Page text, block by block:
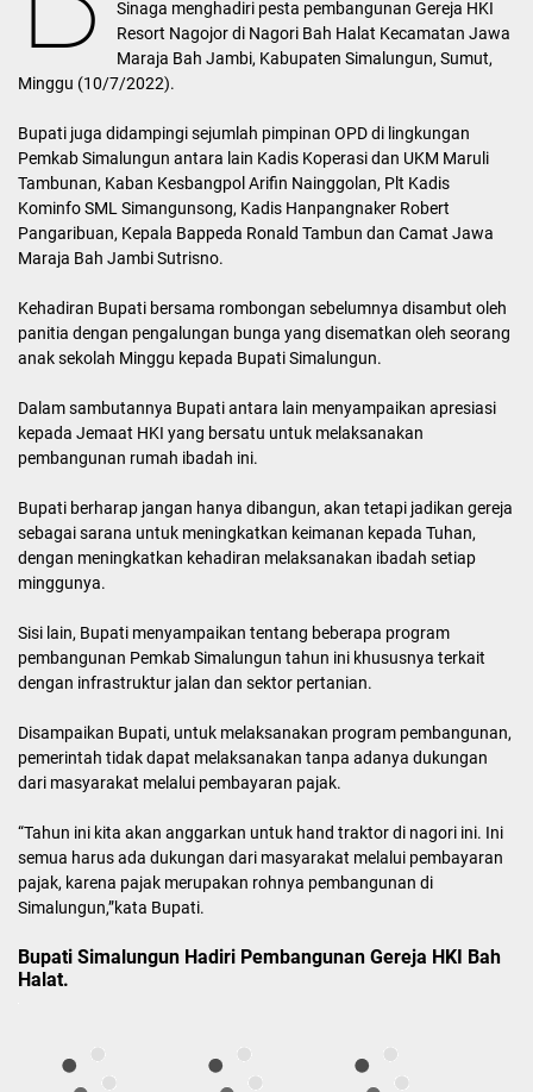
Sinaga menghadiri pesta pembangunan Gereja HKI
Resort Nagojor di Nagori Bah Halat Kecamatan Jawa
Maraja Bah Jambi, Kabupaten Simalungun, Sumut,
Minggu (10/7/2022).
Bupati juga didampingi sejumlah pimpinan OPD di lingkungan
Pemkab Simalungun antara lain Kadis Koperasi dan UKM Maruli
Tambunan, Kaban Kesbangpol Arifin Nainggolan, Plt Kadis
Kominfo SML Simangunsong, Kadis Hanpangnaker Robert
Pangaribuan, Kepala Bappeda Ronald Tambun dan Camat Jawa
Maraja Bah Jambi Sutrisno.
Kehadiran Bupati bersama rombongan sebelumnya disambut oleh
panitia dengan pengalungan bunga yang disematkan oleh seorang
anak sekolah Minggu kepada Bupati Simalungun.
Dalam sambutannya Bupati antara lain menyampaikan apresiasi
kepada Jemaat HKI yang bersatu untuk melaksanakan
pembangunan rumah ibadah ini.
Bupati berharap jangan hanya dibangun, akan tetapi jadikan gereja
sebagai sarana untuk meningkatkan keimanan kepada Tuhan,
dengan meningkatkan kehadiran melaksanakan ibadah setiap
minggunya.
Sisi lain, Bupati menyampaikan tentang beberapa program
pembangunan Pemkab Simalungun tahun ini khususnya terkait
dengan infrastruktur jalan dan sektor pertanian.
Disampaikan Bupati, untuk melaksanakan program pembangunan,
pemerintah tidak dapat melaksanakan tanpa adanya dukungan
dari masyarakat melalui pembayaran pajak.
“Tahun ini kita akan anggarkan untuk hand traktor di nagori ini. Ini
semua harus ada dukungan dari masyarakat melalui pembayaran
pajak, karena pajak merupakan rohnya pembangunan di
Simalungun,”kata Bupati.
Bupati Simalungun Hadiri Pembangunan Gereja HKI Bah
Halat.